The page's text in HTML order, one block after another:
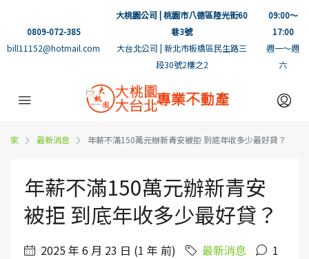
0809-072-385
bill11152@hotmail.com
大桃園公司 | 桃園市八德區陸光街60
巷3號
大台北公司 | 新北市板橋區民生路三
段30號2樓之2
09:00～
17:00
週一～週
六
家 最新消息 年薪不滿150萬元辦新青安被拒 到底年收多少最好貸？
年薪不滿150萬元辦新青安
被拒 到底年收多少最好貸？
2025 年 6 月 23 日 (1 年 前) 最新消息 1